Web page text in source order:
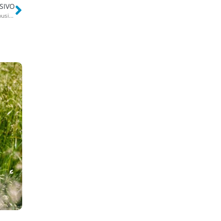
Bari, aggredisce passante e vigile in piazza Moro: parcheggiatore abusivo denunciato a piede libero